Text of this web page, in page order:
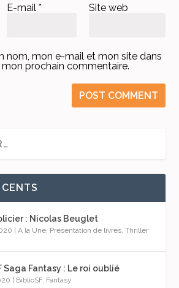
E-mail * Site web
nom, mon e-mail et mon site dans
prochain commentaire.
: Nicolas Beuglet
|A la Une Présentation de livres ,Thriller
Saga Fantasy : Le roi oublié
| BiblioSF, Fantasy